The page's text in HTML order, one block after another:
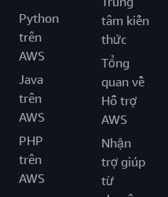
Python
trên
AWS
Java
trên
AWS
PHP
trên
AWS
tâm kiến
thức
Tổng
quan về
Hỗ trợ
AWS
Nhận
trợ giúp
từ